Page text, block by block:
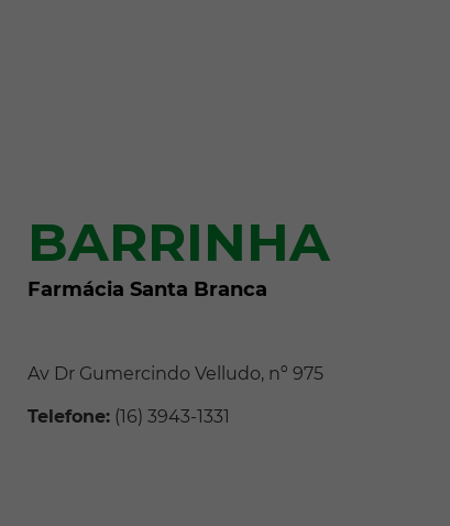
BARRINHA
Farmácia Santa Branca
Av Dr Gumercindo Velludo, nº 975
Telefone: (16) 3943-1331